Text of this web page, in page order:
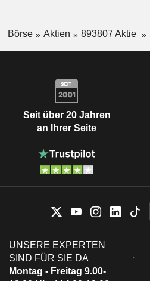
Börse Aktien 893807 Aktie
Seit über 20 Jahren
an Ihrer Seite
UNSERE EXPERTEN
SIND FÜR SIE DA
Montag - Freitag 9.00-